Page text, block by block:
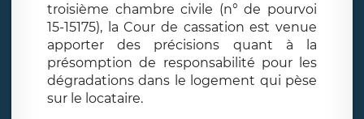
troisième chambre civile (n° de pourvoi
15-15175), la Cour de cassation est venue
apporter des précisions quant à la
présomption de responsabilité pour les
dégradations dans le logement qui pèse
sur le locataire.